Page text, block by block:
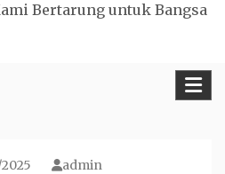
Bertarung untuk Bangsa
admin